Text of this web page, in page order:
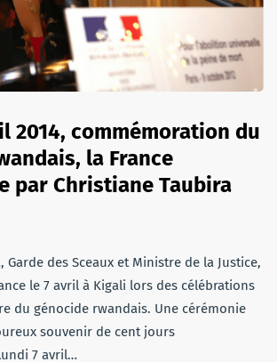
2014, commémoration du
la France
par Christiane Taubira
Garde des Sceaux et Ministre de la Justice,
le 7 avril à Kigali lors des célébrations
du génocide rwandais. Une cérémonie
souvenir de cent jours
7 avril…